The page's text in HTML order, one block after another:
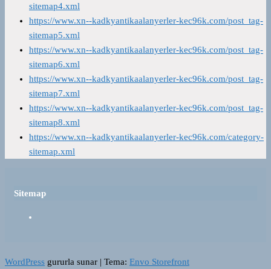
sitemap4.xml
https://www.xn--kadkyantikaalanyerler-kec96k.com/post_tag-
sitemap5.xml
https://www.xn--kadkyantikaalanyerler-kec96k.com/post_tag-
sitemap6.xml
https://www.xn--kadkyantikaalanyerler-kec96k.com/post_tag-
sitemap7.xml
https://www.xn--kadkyantikaalanyerler-kec96k.com/post_tag-
sitemap8.xml
https://www.xn--kadkyantikaalanyerler-kec96k.com/category-
sitemap.xml
Sitemap
WordPress gururla sunar | Tema: Envo Storefront